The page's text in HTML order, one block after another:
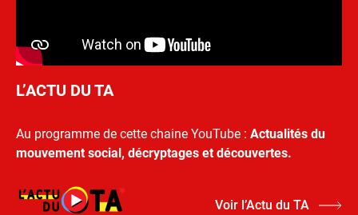
L’ACTU DU TA
Au programme de cette chaine YouTube : Actualités du
mouvement social, décryptages et découvertes.
Voir l’Actu du TA